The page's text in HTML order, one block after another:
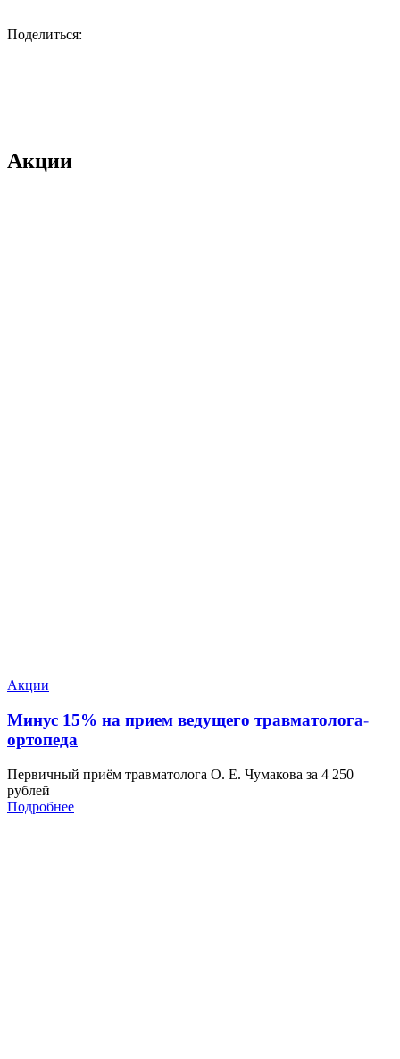
Поделиться:
Акции
Акции
Минус 15% на прием ведущего травматолога-
ортопеда
Первичный приём травматолога О. Е. Чумакова за 4 250
рублей
Подробнее